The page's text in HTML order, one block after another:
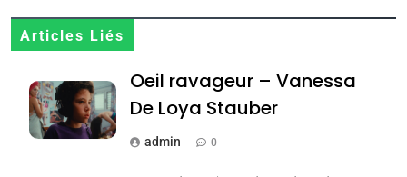
Articles Liés
Oeil ravageur – Vanessa
De Loya Stauber
admin 0
Zrihen-Dvir
7
Jacques Hadida
JUDAISME